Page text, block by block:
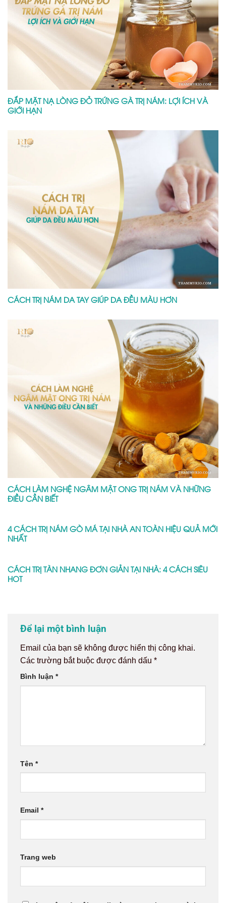
ĐẮP MẶT NẠ LÒNG ĐỎ TRỨNG GÀ TRỊ NÁM: LỢI ÍCH VÀ
GIỚI HẠN
CÁCH TRỊ NÁM DA TAY GIÚP DA ĐỀU MÀU HƠN
CÁCH LÀM NGHỆ NGÂM MẬT ONG TRỊ NÁM VÀ NHỮNG
ĐIỀU CẦN BIẾT
4 CÁCH TRỊ NÁM GÒ MÁ TẠI NHÀ AN TOÀN HIỆU QUẢ MỚI
NHẤT
CÁCH TRỊ TÀN NHANG ĐƠN GIẢN TẠI NHÀ: 4 CÁCH SIÊU
HOT
Để lại một bình luận
Email của bạn sẽ không được hiển thị công khai.
Các trường bắt buộc được đánh dấu *
Bình luận *
Tên *
Email *
Trang web